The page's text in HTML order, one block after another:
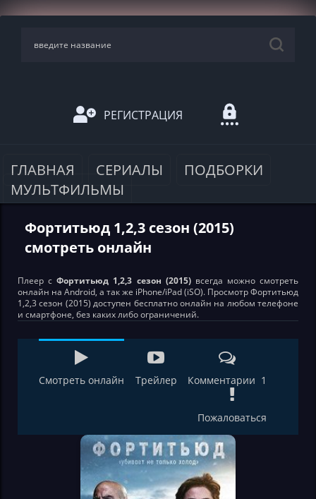
РЕГИСТРАЦИЯ
ГЛАВНАЯ СЕРИАЛЫ
ПОДБОРКИ
МУЛЬТФИЛЬМЫ
Фортитьюд 1,2,3 сезон (2015)
смотреть онлайн
Плеер сФортитьюд 1,2,3 сезон (2015)всегда можно смотреть
онлайн на Android, а так же iPhone/iPad (iSO). Просмотр Фортитьюд
1,2,3 сезон (2015) доступен бесплатно онлайн на любом телефоне
и смартфоне, без каких либо ограничений.
Смотреть онлайн Трейлер Комментарии 1
Пожаловаться